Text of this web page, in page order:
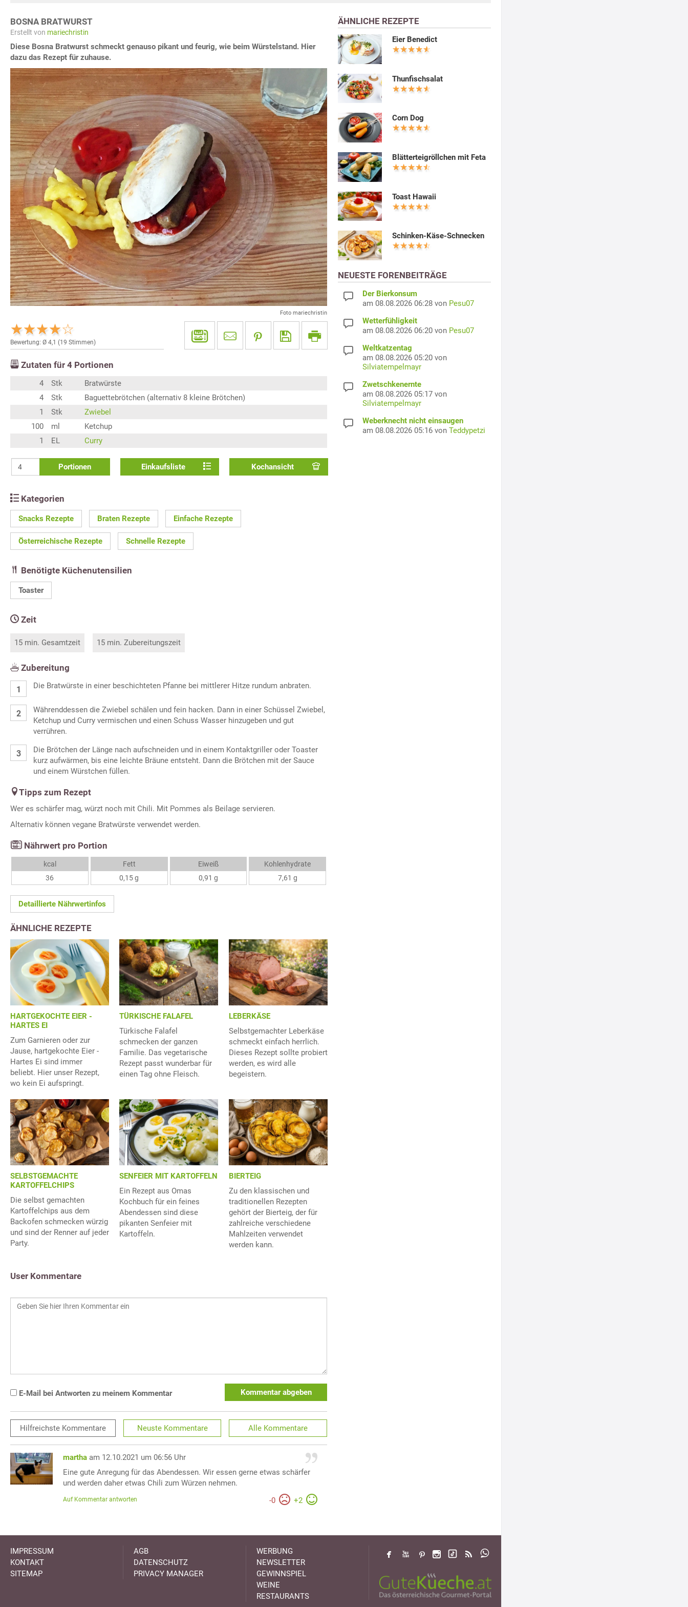
BOSNA BRATWURST
Erstellt von mariechristin
Diese Bosna Bratwurst schmeckt genauso pikant und feurig, wie beim Würstelstand. Hier
dazu das Rezept für zuhause.
Foto mariechristin
Bewertung: Ø 4,1 (19 Stimmen)
Zutaten für 4 Portionen
4 Stk
Bratwürste
4
Stk
Baguettebrötchen (alternativ 8 kleine Brötchen)
1
Stk
Zwiebel
100
ml
Ketchup
1
EL Curry
Portionen Einkaufsliste Kochansicht
Kategorien
Snacks Rezepte Braten Rezepte Einfache Rezepte
Österreichische Rezepte Schnelle Rezepte
Benötigte Küchenutensilien
Toaster
Zeit
15 min. Gesamtzeit 15 min. Zubereitungszeit
Zubereitung
Die Bratwürste in einer beschichteten Pfanne bei mittlerer Hitze rundum anbraten.
Währenddessen die Zwiebel schälen und fein hacken. Dann in einer Schüssel Zwiebel,
Ketchup und Curry vermischen und einen Schuss Wasser hinzugeben und gut
verrühren.
Die Brötchen der Länge nach aufschneiden und in einem Kontaktgriller oder Toaster
kurz aufwärmen, bis eine leichte Bräune entsteht. Dann die Brötchen mit der Sauce
und einem Würstchen füllen.
Tipps zum Rezept
Wer es schärfer mag, würzt noch mit Chili. Mit Pommes als Beilage servieren.
Alternativ können vegane Bratwürste verwendet werden.
Nährwert pro Portion
kcal
36
Fett
0,15 g
Eiweiß
0,91 g
Kohlenhydrate
7,61 g
Detaillierte Nährwertinfos
ÄHNLICHE REZEPTE
HARTGEKOCHTE EIER -
HARTES EI
Zum Garnieren oder zur
Jause, hartgekochte Eier -
Hartes Ei sind immer
beliebt. Hier unser Rezept,
wo kein Ei aufspringt.
TÜRKISCHE FALAFEL
Türkische Falafel
schmecken der ganzen
Familie. Das vegetarische
Rezept passt wunderbar für
einen Tag ohne Fleisch.
LEBERKÄSE
Selbstgemachter Leberkäse
schmeckt einfach herrlich.
Dieses Rezept sollte probiert
werden, es wird alle
begeistern.
SELBSTGEMACHTE
KARTOFFELCHIPS
Die selbst gemachten
Kartoffelchips aus dem
Backofen schmecken würzig
und sind der Renner auf jeder
Party.
SENFEIER MIT KARTOFFELN
Ein Rezept aus Omas
Kochbuch für ein feines
Abendessen sind diese
pikanten Senfeier mit
Kartoffeln.
BIERTEIG
Zu den klassischen und
traditionellen Rezepten
gehört der Bierteig, der für
zahlreiche verschiedene
Mahlzeiten verwendet
werden kann.
User Kommentare
E-Mail bei Antworten zu meinem Kommentar Kommentar abgeben
Hilfreichste Kommentare Neuste Kommentare Alle Kommentare
martha am 12.10.2021 um 06:56 Uhr
Eine gute Anregung für das Abendessen. Wir essen gerne etwas schärfer
und werden daher etwas Chili zum Würzen nehmen.
-0 +2
Auf Kommentar antworten
ÄHNLICHE REZEPTE
Eier Benedict
Thunfischsalat
Corn Dog
Blätterteigröllchen mit Feta
Toast Hawaii
Schinken-Käse-Schnecken
NEUESTE FORENBEITRÄGE
Der Bierkonsum
am 08.08.2026 06:28 von Pesu07
Wetterfühligkeit
am 08.08.2026 06:20 von Pesu07
Weltkatzentag
am 08.08.2026 05:20 von
Silviatempelmayr
Zwetschkenernte
am 08.08.2026 05:17 von
Silviatempelmayr
Weberknecht nicht einsaugen
am 08.08.2026 05:16 von Teddypetzi
IMPRESSUM
KONTAKT
SITEMAP
AGB
DATENSCHUTZ
PRIVACY MANAGER
WERBUNG
NEWSLETTER
GEWINNSPIEL
WEINE
RESTAURANTS